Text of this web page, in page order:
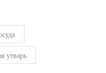
утварь